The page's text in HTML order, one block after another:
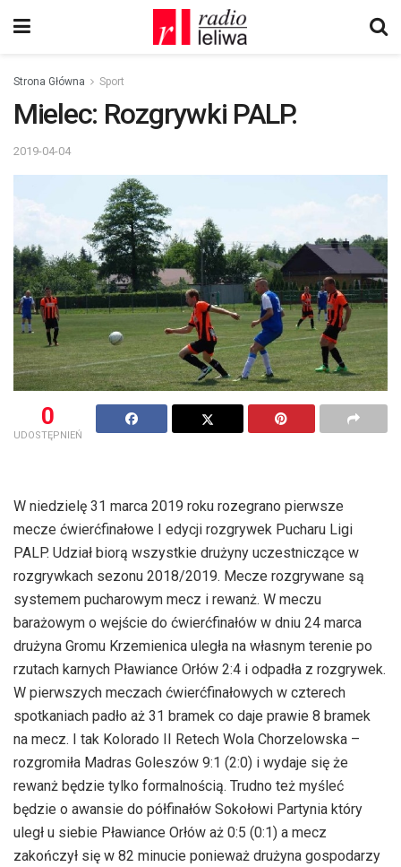
Strona Główna Sport
Mielec: Rozgrywki PALP.
2019-04-04
0
UDOSTĘPNIEŃ
W niedzielę 31 marca 2019 roku rozegrano pierwsze
mecze ćwierćfinałowe I edycji rozgrywek Pucharu Ligi
PALP. Udział biorą wszystkie drużyny uczestniczące w
rozgrywkach sezonu 2018/2019. Mecze rozgrywane są
systemem pucharowym mecz i rewanż. W meczu
barażowym o wejście do ćwierćfinałów w dniu 24 marca
drużyna Gromu Krzemienica uległa na własnym terenie po
rzutach karnych Pławiance Orłów 2:4 i odpadła z rozgrywek.
W pierwszych meczach ćwierćfinałowych w czterech
spotkaniach padło aż 31 bramek co daje prawie 8 bramek
na mecz. I tak Kolorado II Retech Wola Chorzelowska –
rozgromiła Madras Goleszów 9:1 (2:0) i wydaje się że
rewanż będzie tylko formalnością. Trudno też myśleć
będzie o awansie do półfinałów Sokołowi Partynia który
uległ u siebie Pławiance Orłów aż 0:5 (0:1) a mecz
zakończył się w 82 minucie ponieważ drużyna gospodarzy